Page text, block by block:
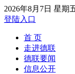
2026年8月7日 星期
登陆入口
首 页
走进德联
德联要闻
信息公开